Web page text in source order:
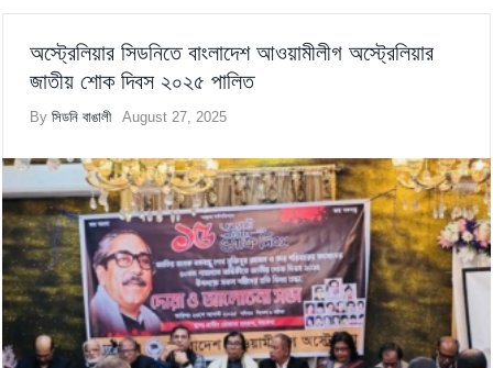
অস্ট্রেলিয়ার সিডনিতে বাংলাদেশ আওয়ামীলীগ অস্ট্রেলিয়ার
জাতীয় শোক দিবস ২০২৫ পালিত
Byসিডনি বাঙালী August 27, 2025